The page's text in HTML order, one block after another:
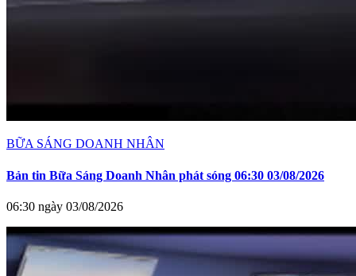
BỮA SÁNG DOANH NHÂN
Bản tin Bữa Sáng Doanh Nhân phát sóng 06:30 03/08/2026
06:30 ngày 03/08/2026